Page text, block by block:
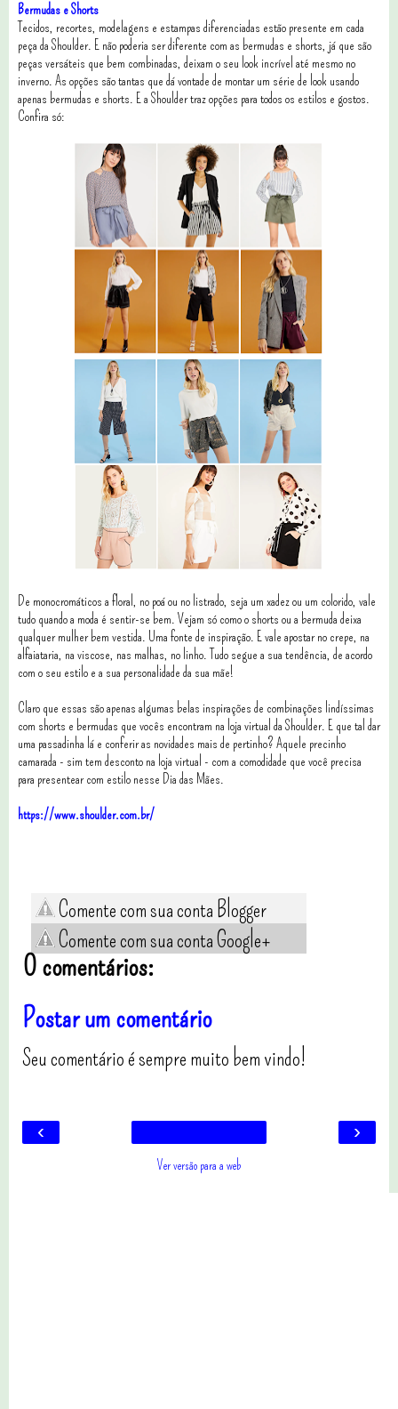
Bermudas e Shorts
Tecidos, recortes, modelagens e estampas diferenciadas estão presente em cada
peça da Shoulder. E não poderia ser diferente com as bermudas e shorts, já que são
peças versáteis que bem combinadas, deixam o seu look incrível até mesmo no
inverno. As opções são tantas que dá vontade de montar um série de look usando
apenas bermudas e shorts. E a Shoulder traz opções para todos os estilos e gostos.
Confira só:
De monocromáticos a floral, no poá ou no listrado, seja um xadez ou um colorido, vale
tudo quando a moda é sentir-se bem. Vejam só como o shorts ou a bermuda deixa
qualquer mulher bem vestida. Uma fonte de inspiração. E vale apostar no crepe, na
alfaiataria, na viscose, nas malhas, no linho. Tudo segue a sua tendência, de acordo
com o seu estilo e a sua personalidade da sua mãe!
Claro que essas são apenas algumas belas inspirações de combinações lindíssimas
com shorts e bermudas que vocês encontram na loja virtual da Shoulder. E que tal dar
uma passadinha lá e conferir as novidades mais de pertinho? Aquele precinho
camarada - sim tem desconto na loja virtual - com a comodidade que você precisa
para presentear com estilo nesse Dia das Mães.
https://www.shoulder.com.br/
Comente com sua conta Blogger
Comente com sua conta Google+
0 comentários:
Postar um comentário
Seu comentário é sempre muito bem vindo!
‹ ›
Ver versão para a web